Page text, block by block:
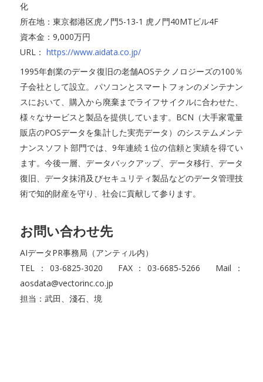
化
所在地：東京都港区虎ノ門5-13-1 虎ノ門40MTビル4F
資本金：9,000万円
URL： https://www.aidata.co.jp/
1995年創業のデータ復旧の老舗AOSテクノロジーズの100％
子会社として設立。パソコンとスマートフォンのメンテナン
スにおいて、購入から廃棄までライフサイクルに合わせた、
様々なサービスと製品を提供しています。BCN（大手家電量
販店のPOSデータを集計した実売データ）のシステムメンテ
ナンスソフト部門では、9年連続１位の信頼と実績を得てい
ます。今後一層、データバックアップ、データ移行、データ
復旧、データ抹消及びセキュリティ製品などのデータ管理技
術で知的財産を守り、社会に貢献して参ります。
お問い合わせ先
AIデータPR事務局（アンティル内）
TEL：03-6825-3020 FAX：03-6685‐5266 Mail：
aosdata@vectorinc.co.jp
担当：武田、淺石、境